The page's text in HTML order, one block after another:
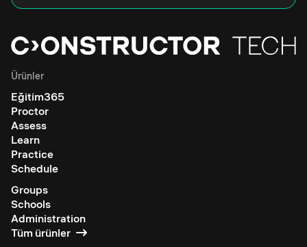
Ürünler
Eğitim365
Proctor
Assess
Learn
Practice
Schedule
Groups
Schools
Administration
Tüm ürünler